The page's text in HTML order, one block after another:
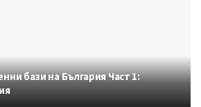
бази на България Част 1: